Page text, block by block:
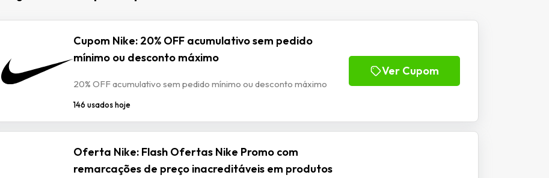
Cupom Nike: 20% OFF acumulativo sem pedido
mínimo ou desconto máximo
20% OFF acumulativo sem pedido mínimo ou desconto máximo
146 usados hoje
Ver Cupom
Oferta Nike: Flash Ofertas Nike Promo com
remarcações de preço inacreditáveis em produtos